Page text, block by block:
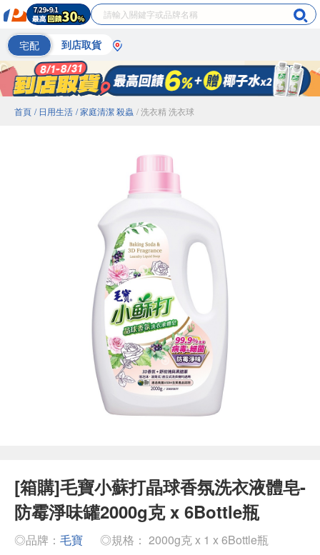
宅配 到店取貨
首頁 / 日用生活 / 家庭清潔 殺蟲 / 洗衣精 洗衣球
[箱購]毛寶小蘇打晶球香氛洗衣液體皂-
防霉淨味罐2000g克 x 6Bottle瓶
◎品牌： 毛寶
◎規格： 2000g克 x 1 x 6Bottle瓶